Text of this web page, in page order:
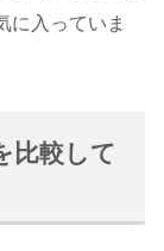
に入っていま
比較して